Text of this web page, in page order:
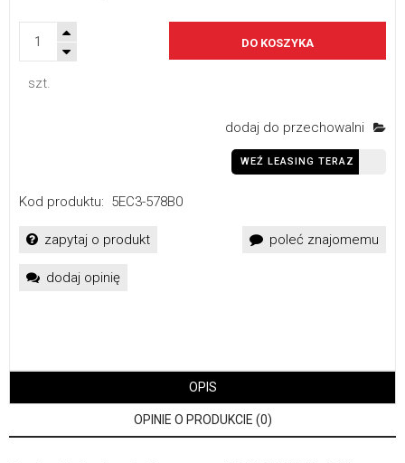
szt.
DO KOSZYKA
dodaj do przechowalni
WEŹ LEASING TERAZ
Kod produktu: 5EC3-578B0
zapytaj o produkt poleć znajomemu
dodaj opinię
OPIS
OPINIE O PRODUKCIE (0)